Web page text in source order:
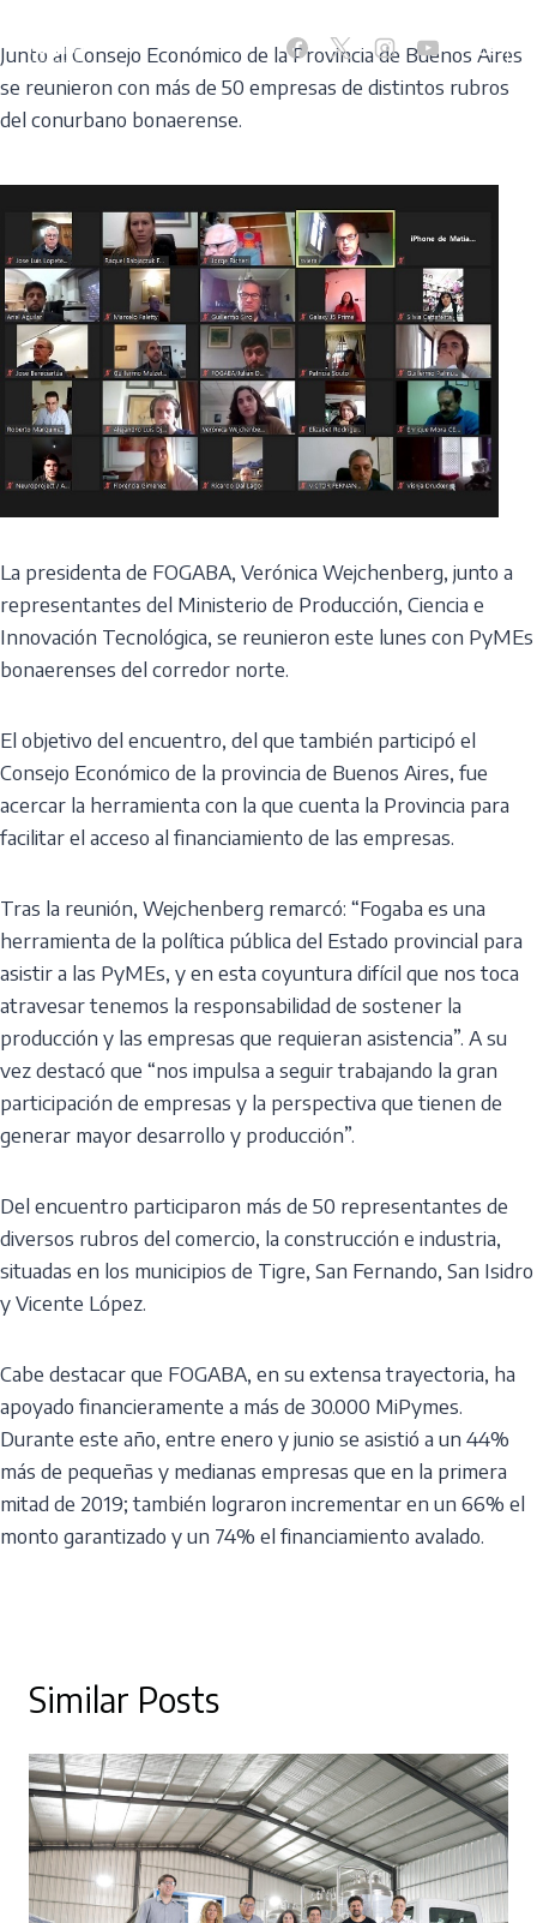
to
content
Junto al Consejo Económico de la Provincia de Buenos Aires
se reunieron con más de 50 empresas de distintos rubros
del conurbano bonaerense.
La presidenta de FOGABA, Verónica Wejchenberg, junto a
representantes del Ministerio de Producción, Ciencia e
Innovación Tecnológica, se reunieron este lunes con PyMEs
bonaerenses del corredor norte.
El objetivo del encuentro, del que también participó el
Consejo Económico de la provincia de Buenos Aires, fue
acercar la herramienta con la que cuenta la Provincia para
facilitar el acceso al financiamiento de las empresas.
Tras la reunión, Wejchenberg remarcó: “Fogaba es una
herramienta de la política pública del Estado provincial para
asistir a las PyMEs, y en esta coyuntura difícil que nos toca
atravesar tenemos la responsabilidad de sostener la
producción y las empresas que requieran asistencia”. A su
vez destacó que “nos impulsa a seguir trabajando la gran
participación de empresas y la perspectiva que tienen de
generar mayor desarrollo y producción”.
Del encuentro participaron más de 50 representantes de
diversos rubros del comercio, la construcción e industria,
situadas en los municipios de Tigre, San Fernando, San Isidro
y Vicente López.
Cabe destacar que FOGABA, en su extensa trayectoria, ha
apoyado financieramente a más de 30.000 MiPymes.
Durante este año, entre enero y junio se asistió a un 44%
más de pequeñas y medianas empresas que en la primera
mitad de 2019; también lograron incrementar en un 66% el
monto garantizado y un 74% el financiamiento avalado.
Similar Posts